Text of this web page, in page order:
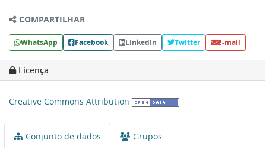
COMPARTILHAR
WhatsApp Facebook LinkedIn Twitter E-mail
Licença
Creative Commons Attribution
Conjunto de dados Grupos